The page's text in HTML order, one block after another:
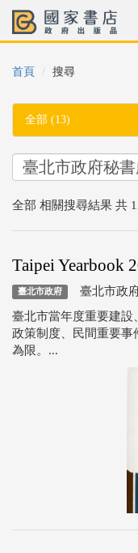
首頁 搜尋
全部 (13)
全部 相關搜尋結果 共
Taipei Yearbook
臺北市政府 臺北市政
臺北市當年度重要建設
政策制度、民間重要事
為限。...